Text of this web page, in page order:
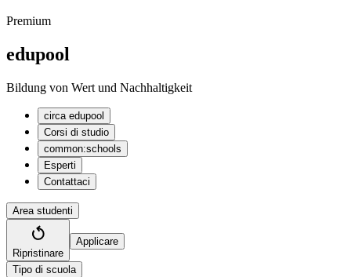
Premium
edupool
Bildung von Wert und Nachhaltigkeit
circa edupool
Corsi di studio
common:schools
Esperti
Contattaci
Area studenti
Ripristinare
Applicare
Tipo di scuola